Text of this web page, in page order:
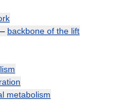
backbone of the lift
metabolism